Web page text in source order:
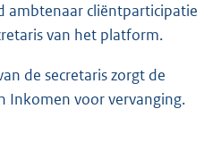
ambtenaar cliëntparticipatie
van het platform.
de secretaris zorgt de
Inkomen voor vervanging.